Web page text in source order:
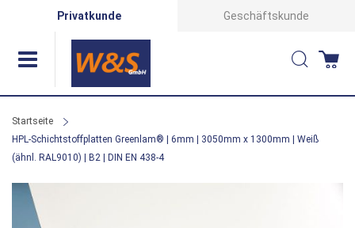
Privatkunde Geschäftskunde
Suche
Startseite
HPL-Schichtstoffplatten Greenlam® | 6mm | 3050mm x 1300mm | Weiß
(ähnl. RAL9010) | B2 | DIN EN 438-4
Zum
Ende